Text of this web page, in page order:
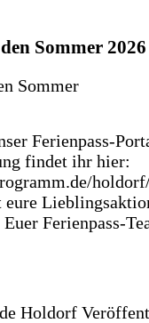
Sommer
Ferienpass-
findet ihr hier:
Ferienpass-
Holdorf